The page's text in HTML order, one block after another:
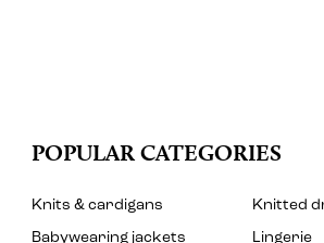
POPULAR CATEGORIES
Knits & cardigans
Knitted
Babywearing jackets
Lingerie